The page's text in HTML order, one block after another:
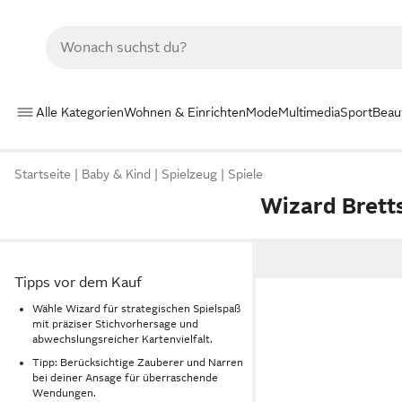
Alle KategorienWohnen & EinrichtenModeMultimediaSport
Startseite Baby & Kind Spielzeug Spiele
Wizard
Tipps vor dem Kauf
Wähle Wizard für strategischen Spielspaß
mit präziser Stichvorhersage und
abwechslungsreicher Kartenvielfalt.
Tipp: Berücksichtige Zauberer und Narren
bei deiner Ansage für überraschende
Wendungen.